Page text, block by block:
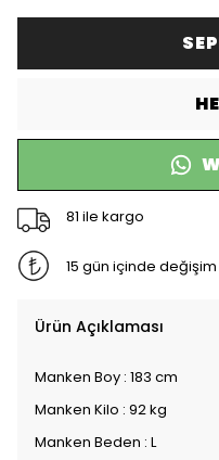
81 ile kargo
15 gün içinde değişim
Ürün Açıklaması
Manken Boy : 183 cm
Manken Kilo : 92 kg
Manken Beden : L